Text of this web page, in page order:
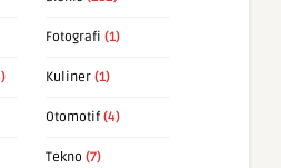
Fotografi (1)
Kuliner (1)
Otomotif (4)
Tekno (7)